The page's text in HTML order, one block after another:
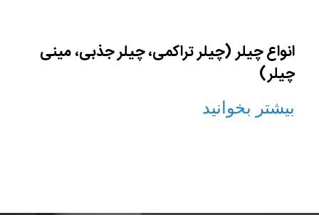
انواع چیلر (چیلر تراکمی، چیلر جذبی، مینی
چیلر)
بیشتر بخوانید